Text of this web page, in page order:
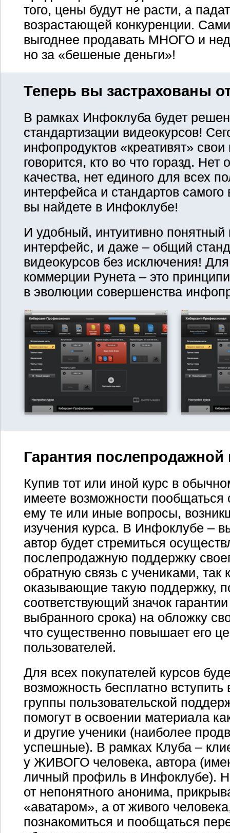
того, цены будут не расти, а
возрастающей конкуренции.
выгоднее продавать МНОГО и
но за «бешеные деньги»!
Теперь вы застрахованы
В рамках Инфоклуба будет
стандартизации видеокурсов!
инфопродуктов «креативят» свои
говорится, кто во что горазд. Нет
качества, нет единого для всех
интерфейса и стандартов самого
вы найдете в Инфоклубе!
И удобный, интуитивно понятный
интерфейс, и даже – общий
видеокурсов без исключения!
коммерции Рунета – это
в эволюции совершенства
Гарантия
Купив тот или иной курс в
имеете возможности пообщаться
ему те или иные вопросы,
изучения курса. В Инфоклубе –
автор будет стремиться
послепродажную поддержку
обратную связь с учениками, так
оказывающие такую поддержку,
соответствующий значок
выбранного срока) на обложку
что существенно повышает его
пользователей.
Для всех покупателей курсов
возможность бесплатно
группы пользовательской
помогут в освоении материала
и другие ученики (наиболее
успешные). В рамках Клуба –
у ЖИВОГО человека, автора
личный профиль в Инфоклубе).
от непонятного анонима,
«аватаром», а от живого
познакомиться и пообщаться